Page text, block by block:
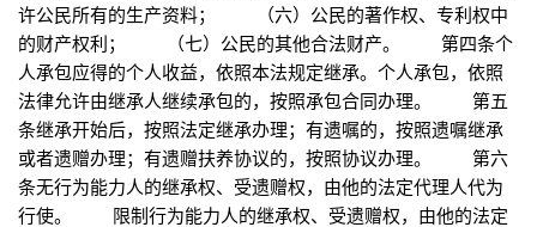
许公民所有的生产资料； （六）公民的著作权、专利权中
的财产权利； （七）公民的其他合法财产。 第四条个
人承包应得的个人收益，依照本法规定继承。个人承包，依照
法律允许由继承人继续承包的，按照承包合同办理。 第五
条继承开始后，按照法定继承办理；有遗嘱的，按照遗嘱继承
或者遗赠办理；有遗赠扶养协议的，按照协议办理。 第六
条无行为能力人的继承权、受遗赠权，由他的法定代理人代为
行使。 限制行为能力人的继承权、受遗赠权，由他的法定